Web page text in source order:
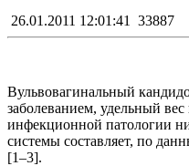
26.01.2011 12:01:41 33887
Вульвовагинальный
заболеванием, удельный вес
инфекционной патологии
системы составляет, по
[1–3].